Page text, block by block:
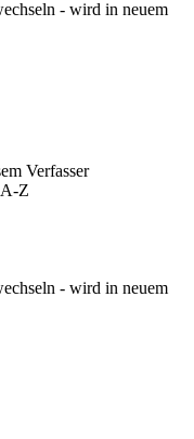
- wird in neuem
Verfasser
Z
- wird in neuem